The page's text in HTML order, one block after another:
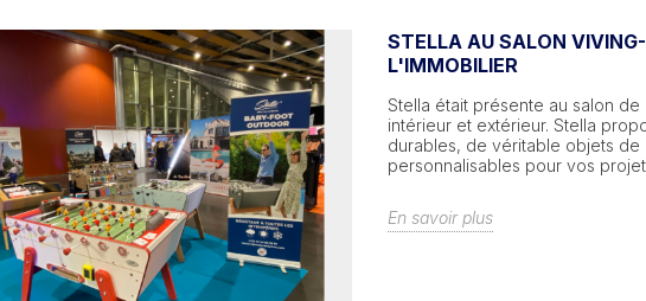
STELLA AU SALON
L'IMMOBILIER
Stella était présente au salon
intérieur et extérieur. Stella
durables, de véritable objets de
personnalisables pour vos
En savoir plus